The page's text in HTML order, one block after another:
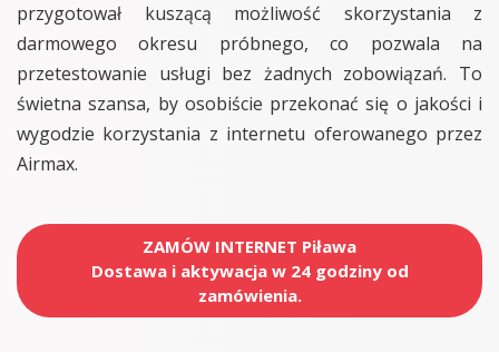
przygotował kuszącą możliwość skorzystania z
darmowego okresu próbnego, co pozwala na
przetestowanie usługi bez żadnych zobowiązań. To
świetna szansa, by osobiście przekonać się o jakości i
wygodzie korzystania z internetu oferowanego przez
Airmax.
ZAMÓW INTERNET Piława
Dostawa i aktywacja w 24 godziny od
zamówienia.